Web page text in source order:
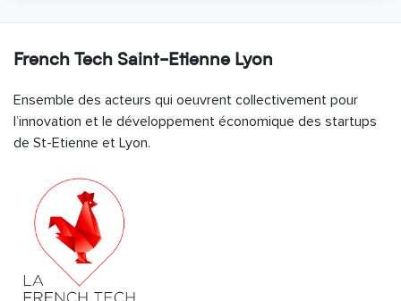
French Tech Saint-Etienne Lyon
Ensemble des acteurs qui oeuvrent collectivement pour
l’innovation et le développement économique des startups
de St-Etienne et Lyon.